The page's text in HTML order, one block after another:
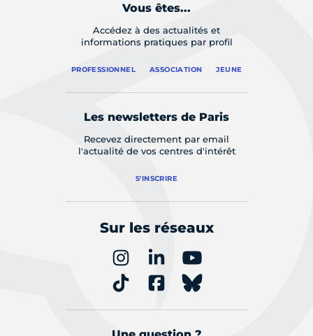
Vous êtes...
Accédez à des actualités et
informations pratiques par profil
PROFESSIONNEL ASSOCIATION JEUNE
Les newsletters de Paris
Recevez directement par email
l'actualité de vos centres d'intérêt
S'INSCRIRE
Sur les réseaux